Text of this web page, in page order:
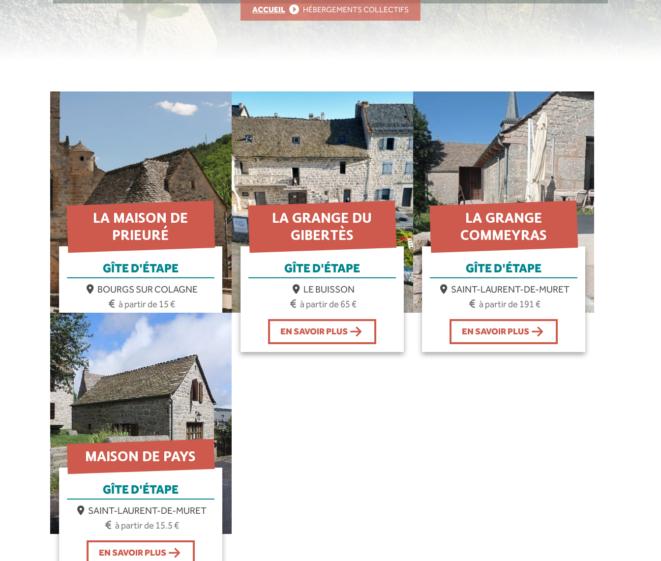
ACCUEIL HÉBERGEMENTS COLLECTIFS
LA MAISON DE
PRIEURÉ
GÎTE D'ÉTAPE
BOURGS SUR COLAGNE
à partir de 15 €
EN SAVOIR PLUS
LA GRANGE DU
GIBERTÈS
GÎTE D'ÉTAPE
LE BUISSON
à partir de 65 €
EN SAVOIR PLUS
LA GRANGE
COMMEYRAS
GÎTE D'ÉTAPE
SAINT-LAURENT-DE-MURET
à partir de 191 €
EN SAVOIR PLUS
MAISON DE PAYS
GÎTE D'ÉTAPE
SAINT-LAURENT-DE-MURET
à partir de 15.5 €
EN SAVOIR PLUS